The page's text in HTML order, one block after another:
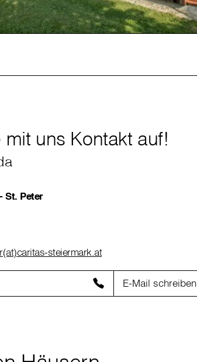
mit uns Kontakt auf!
St. Peter
steiermark.at
E-Mail schreiben